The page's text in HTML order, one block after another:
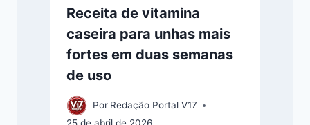
Receita de vitamina
caseira para unhas mais
fortes em duas semanas
de uso
Por Redação Portal V17
25 de abril de 2026